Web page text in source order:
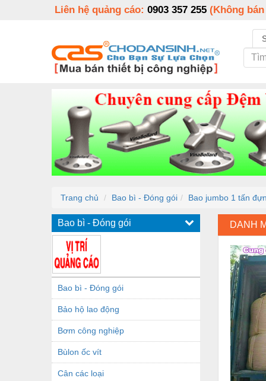
Liên hệ quảng cáo: 0903 357 255 (Không
Trang chủ Bao bì - Đóng gói Bao jumbo 1 tấn
Bao bì - Đóng gói
Bao bì - Đóng gói
Bảo hộ lao động
Bơm công nghiệp
Bùlon ốc vít
Cân các loại
DANH